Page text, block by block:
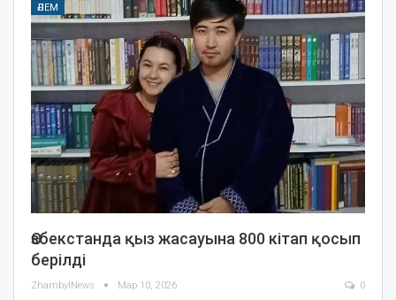
ӘЛЕМ
Өзбекстанда қыз жасауына 800 кітап қосып
берілді
ZhambylNews Мар 10, 2026 0